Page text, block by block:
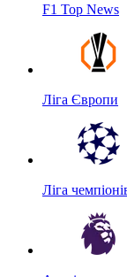
F1 Top News
Ліга Європи
Ліга